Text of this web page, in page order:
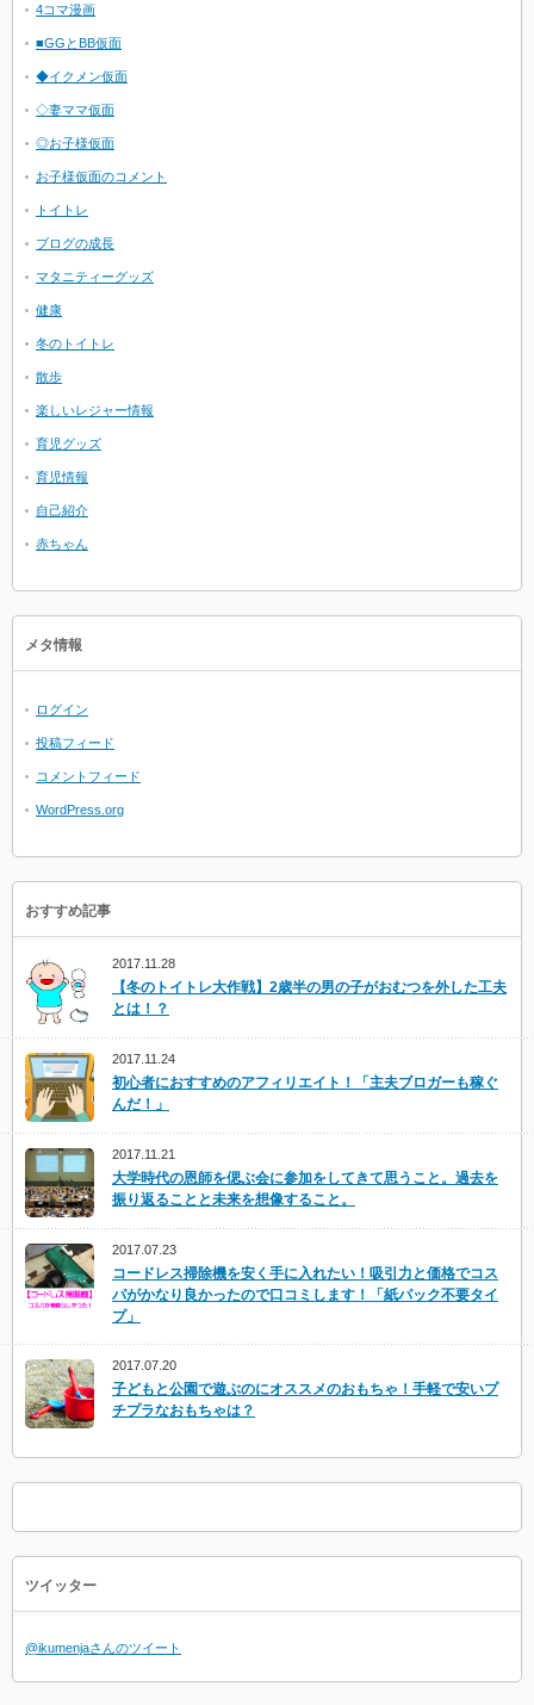
4コマ漫画
■GGとBB仮面
◆イクメン仮面
◇妻ママ仮面
◎お子様仮面
お子様仮面のコメント
トイトレ
ブログの成長
マタニティーグッズ
健康
冬のトイトレ
散歩
楽しいレジャー情報
育児グッズ
育児情報
自己紹介
赤ちゃん
メタ情報
ログイン
投稿フィード
コメントフィード
WordPress.org
おすすめ記事
2017.11.28
【冬のトイトレ大作戦】2歳半の男の子がおむつを外した工夫
とは！？
2017.11.24
初心者におすすめのアフィリエイト！「主夫ブロガーも稼ぐ
んだ！」
2017.11.21
大学時代の恩師を偲ぶ会に参加をしてきて思うこと。過去を
振り返ることと未来を想像すること。
2017.07.23
コードレス掃除機を安く手に入れたい！吸引力と価格でコス
パがかなり良かったので口コミします！「紙パック不要タイ
プ」
2017.07.20
子どもと公園で遊ぶのにオススメのおもちゃ！手軽で安いプ
チプラなおもちゃは？
ツイッター
@ikumenjaさんのツイート